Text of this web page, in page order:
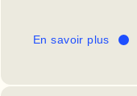
En savoir plus